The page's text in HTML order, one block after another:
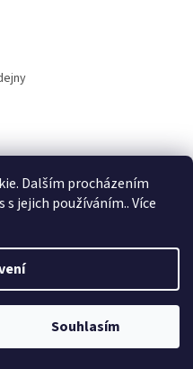
Dalším procházením
jejich používáním.. Více
Souhlasím
Shoptet
. Všechna práva vyhrazena.